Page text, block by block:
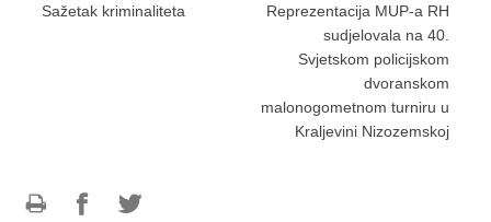
Sažetak kriminaliteta
Reprezentacija MUP-a RH
sudjelovala na 40.
Svjetskom policijskom
dvoranskom
malonogometnom turniru u
Kraljevini Nizozemskoj